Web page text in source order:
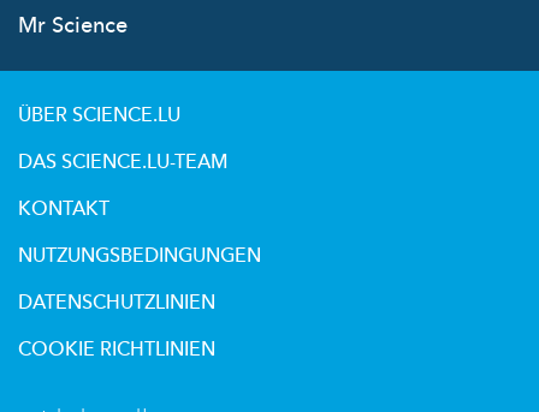
Mr Science
ÜBER SCIENCE.LU
DAS SCIENCE.LU-TEAM
KONTAKT
NUTZUNGSBEDINGUNGEN
DATENSCHUTZLINIEN
COOKIE RICHTLINIEN